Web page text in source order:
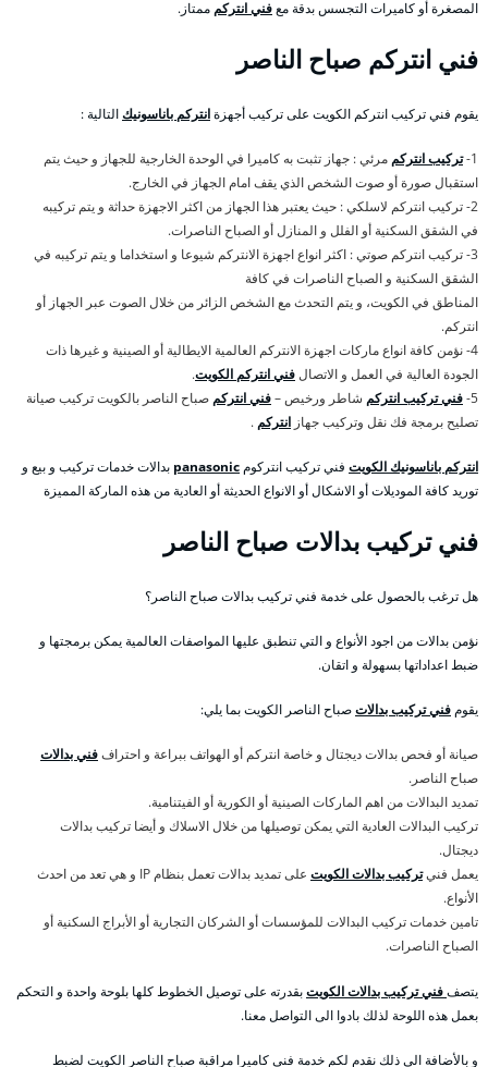
المصغرة أو كاميرات التجسس بدقة معفني انتركم ممتاز.
فني انتركم صباح الناصر
يقوم فني تركيب انتركم الكويت على تركيب أجهزةانتركم باناسونيك التالية :
1- تركيب انتركم مرئي : جهاز تثبت به كاميرا في الوحدة الخارجية للجهاز و حيث يتم
استقبال صورة أو صوت الشخص الذي يقف امام الجهاز في الخارج.
2- تركيب انتركم لاسلكي : حيث يعتبر هذا الجهاز من اكثر الاجهزة حداثة و يتم تركيبه
في الشقق السكنية أو الفلل و المنازل أو الصباح الناصرات.
3- تركيب انتركم صوتي : اكثر انواع اجهزة الانتركم شيوعا و استخداما و يتم تركيبه في
الشقق السكنية و الصباح الناصرات في كافة
المناطق في الكويت، و يتم التحدث مع الشخص الزائر من خلال الصوت عبر الجهاز أو
انتركم.
4- نؤمن كافة انواع ماركات اجهزة الانتركم العالمية الايطالية أو الصينية و غيرها ذات
الجودة العالية في العمل و الاتصالفني انتركم الكويت.
5- فني تركيب انتركم شاطر ورخيص –فني انتركم صباح الناصر بالكويت تركيب صيانة
تصليح برمجة فك نقل وتركيب جهاز انتركم .
انتركم باناسونيك الكويت فني تركيب انتركوم panasonic بدالات خدمات تركيب و بيع و
توريد كافة الموديلات أو الاشكال أو الانواع الحديثة أو العادية من هذه الماركة المميزة
فني تركيب بدالات صباح الناصر
هل ترغب بالحصول على خدمة فني تركيب بدالات صباح الناصر؟
نؤمن بدالات من اجود الأنواع و التي تنطبق عليها المواصفات العالمية يمكن برمجتها و
ضبط اعداداتها بسهولة و اتقان.
يقوم فني تركيب بدالاتصباح الناصر الكويت بما يلي:
صيانة أو فحص بدالات ديجتال و خاصة انتركم أو الهواتف ببراعة و احتراففني بدالات
صباح الناصر.
تمديد البدالات من اهم الماركات الصينية أو الكورية أو الفيتنامية.
تركيب البدالات العادية التي يمكن توصيلها من خلال الاسلاك و أيضا تركيب بدالات
ديجتال.
يعمل فنيتركيب بدالات الكويت
على تمديد بدالات تعمل بنظام IP و هي تعد من احدث
الأنواع.
تامين خدمات تركيب البدالات للمؤسسات أو الشركان التجارية أو الأبراج السكنية أو
الصباح الناصرات.
يتصففني تركيب بدالات الكويتبقدرته على توصيل الخطوط كلها بلوحة واحدة و التحكم
بعمل هذه اللوحة لذلك بادوا الى التواصل معنا.
و بالأضافة الى ذلك نقدم لكم خدمة فني كاميرا مراقبة صباح الناصر الكويت لضبط